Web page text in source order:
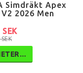
Simdräkt Apex
2026 Men